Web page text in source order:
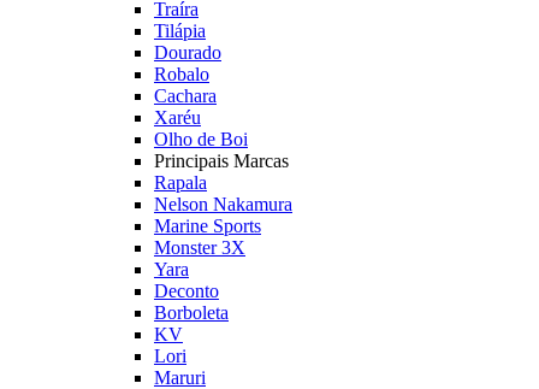
Traíra
Tilápia
Dourado
Robalo
Cachara
Xaréu
Olho de Boi
Principais Marcas
Rapala
Nelson Nakamura
Marine Sports
Monster 3X
Yara
Deconto
Borboleta
KV
Lori
Maruri